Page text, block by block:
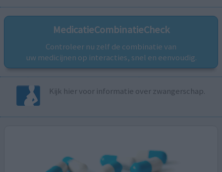
MedicatieCombinatieCheck
Controleer nu zelf de combinatie van
uw medicijnen op interacties, snel en eenvoudig.
Kijk hier voor informatie over zwangerschap.